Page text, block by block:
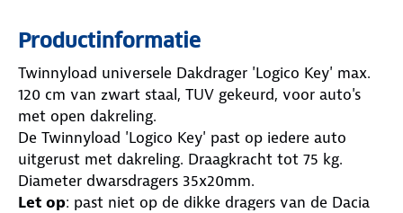
Productinformatie
Twinnyload universele Dakdrager 'Logico Key' max.
120 cm van zwart staal, TUV gekeurd, voor auto's
met open dakreling.
De Twinnyload 'Logico Key' past op iedere auto
uitgerust met dakreling. Draagkracht tot 75 kg.
Diameter dwarsdragers 35x20mm.
Let op: past niet op de dikke dragers van de Dacia